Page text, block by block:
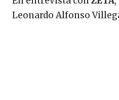
Leonardo Alfonso